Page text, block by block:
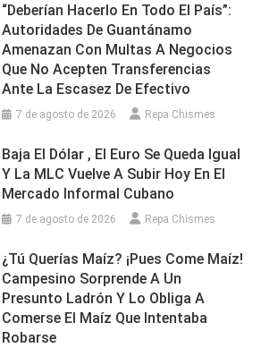
“Deberían Hacerlo En Todo El País”:
Autoridades De Guantánamo
Amenazan Con Multas A Negocios
Que No Acepten Transferencias
Ante La Escasez De Efectivo
7 de agosto de 2026 Repa Chismes
Baja El Dólar , El Euro Se Queda Igual
Y La MLC Vuelve A Subir Hoy En El
Mercado Informal Cubano
7 de agosto de 2026 Repa Chismes
¿Tú Querías Maíz? ¡Pues Come Maíz!
Campesino Sorprende A Un
Presunto Ladrón Y Lo Obliga A
Comerse El Maíz Que Intentaba
Robarse